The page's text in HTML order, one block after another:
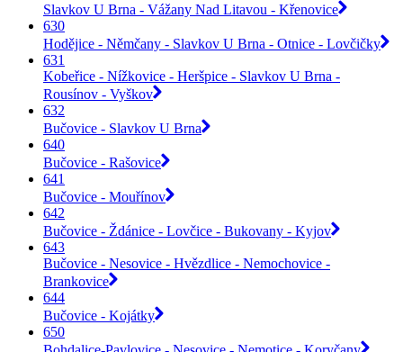
Slavkov U Brna - Vážany Nad Litavou - Křenovice
630
Hodějice - Němčany - Slavkov U Brna - Otnice - Lovčičky
631
Kobeřice - Nížkovice - Heršpice - Slavkov U Brna -
Rousínov - Vyškov
632
Bučovice - Slavkov U Brna
640
Bučovice - Rašovice
641
Bučovice - Mouřínov
642
Bučovice - Ždánice - Lovčice - Bukovany - Kyjov
643
Bučovice - Nesovice - Hvězdlice - Nemochovice -
Brankovice
644
Bučovice - Kojátky
650